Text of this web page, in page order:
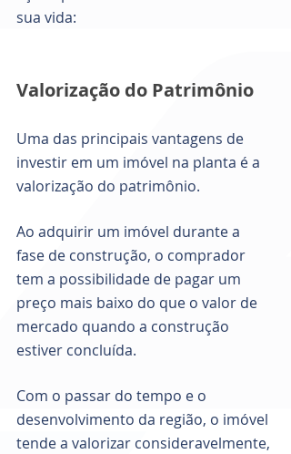
sua vida:
Valorização do Patrimônio
Uma das principais vantagens de
investir em um imóvel na planta é a
valorização do patrimônio.
Ao adquirir um imóvel durante a
fase de construção, o comprador
tem a possibilidade de pagar um
preço mais baixo do que o valor de
mercado quando a construção
estiver concluída.
Com o passar do tempo e o
desenvolvimento da região, o imóvel
tende a valorizar consideravelmente,